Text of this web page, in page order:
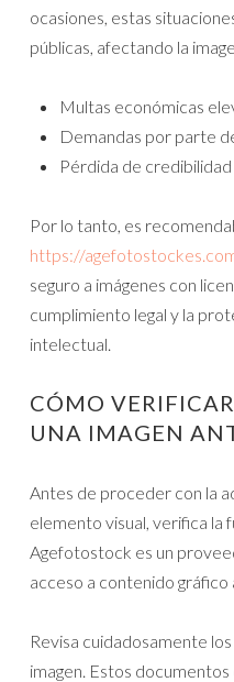
ocasiones, estas
públicas, afectando la
Multas económicas
Demandas por parte
Pérdida de
Por lo tanto, es
https://
seguro a imágenes con
cumplimiento legal y la
intelectual.
CÓMO
UNA IMAGEN
Antes de proceder con la
elemento visual, verifica la
Agefotostock es un
acceso a contenido
Revisa cuidadosamente
imagen. Estos